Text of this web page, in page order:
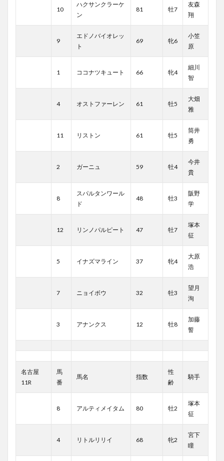
10
ハクサンクラーケ
ン
81 牡7
友森
翔
9
エドノバイオレッ
ト
69 牝6
小笠
原
1 ココナツキュート 66 牝4
細川
智
4 オストファーレン 61 牡5
大畑
雅
11 リストン 61 牡5
筒井
勇
2 ガーニュ 59 牡4
今井
貴
8
スパルタンワール
ド
48 牡3
阪野
学
12 リンノパルピート 47 牡7
塚本
征
5 イナズマライン 37 牝4
大原
浩
7 ニョイボウ 32 牡3
望月
洵
3 アナンクス 12 牡8
加藤
誓
名古屋
11R
馬
番
馬名 指数
性
齢
騎手
8 アルティメイタム 80 牡2
塚本
征
4 リトルリリイ 68 牝2
宮下
瞳